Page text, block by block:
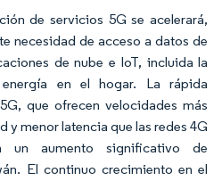
de servicios 5G se acelerará,
necesidad de acceso a datos de
de nube e IoT, incluida la
en el hogar. La rápida
que ofrecen velocidades más
y menor latencia que las redes 4G
un aumento significativo de
El continuo crecimiento en el